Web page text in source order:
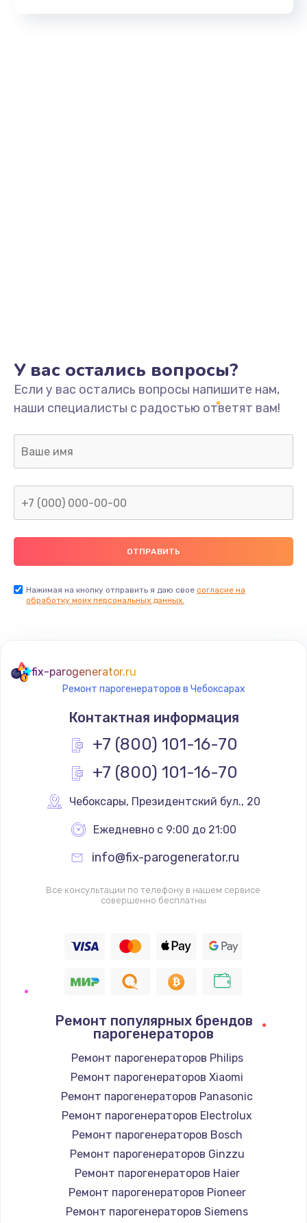
У вас остались вопросы?
Если у вас остались вопросы напишите нам,
наши специалисты с радостью ответят вам!
Нажимая на кнопку отправить я даю свое согласие на
обработку моих персональных данных.
fix-parogenerator.ru
Ремонт парогенераторов в Чебоксарах
Контактная информация
+7 (800) 101-16-70
+7 (800) 101-16-70
Чебоксары, Президентский бул., 20
Ежедневно с 9:00 до 21:00
info@fix-parogenerator.ru
Все консультации по телефону в нашем сервисе
совершенно бесплатны
Ремонт популярных брендов
парогенераторов
Ремонт парогенераторов Philips
Ремонт парогенераторов Xiaomi
Ремонт парогенераторов Panasonic
Ремонт парогенераторов Electrolux
Ремонт парогенераторов Bosch
Ремонт парогенераторов Ginzzu
Ремонт парогенераторов Haier
Ремонт парогенераторов Pioneer
Ремонт парогенераторов Siemens